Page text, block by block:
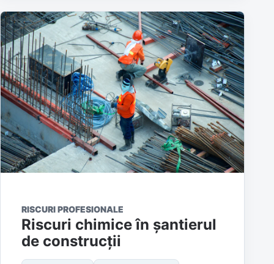
RISCURI PROFESIONALE
Riscuri chimice în șantierul
de construcții